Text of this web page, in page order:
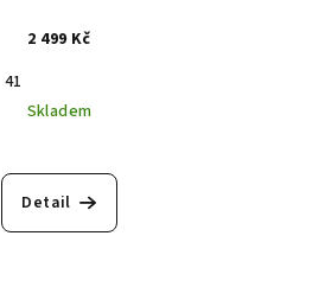
2 499 Kč
41
Skladem
Detail